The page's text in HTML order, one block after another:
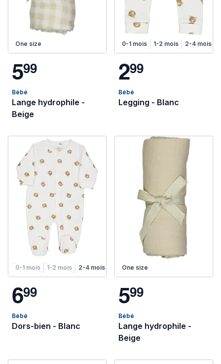
One size
599
Bébé
Lange hydrophile -
Beige
0-1 mois 1-2 mois 2-4 mois
299
Bébé
Legging - Blanc
0-1 mois 1-2 mois 2-4 mois 4-6 mois
699
Bébé
Dors-bien - Blanc
One size
599
Bébé
Lange hydrophile -
Beige